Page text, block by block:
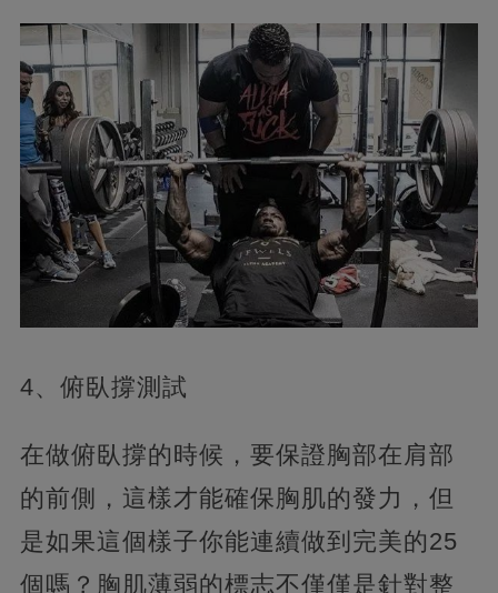
4、俯臥撐測試
在做俯臥撐的時候，要保證胸部在肩部
的前側，這樣才能確保胸肌的發力，但
是如果這個樣子你能連續做到完美的25
個嗎？胸肌薄弱的標志不僅僅是針對整